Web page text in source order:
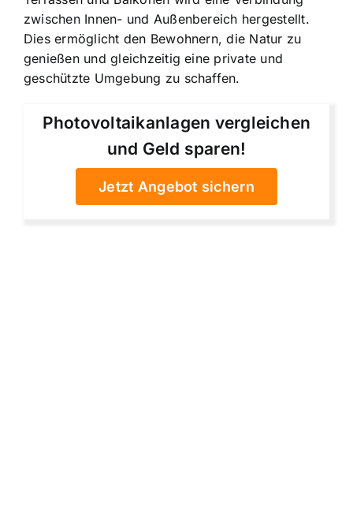
zwischen Innen- und Außenbereich hergestellt.
Dies ermöglicht den Bewohnern, die Natur zu
genießen und gleichzeitig eine private und
geschützte Umgebung zu schaffen.
Photovoltaikanlagen vergleichen
und Geld sparen!
Jetzt Angebot sichern